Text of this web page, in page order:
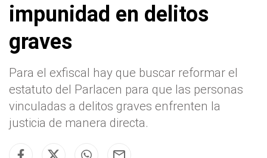
impunidad en delitos
graves
Para el exfiscal hay que buscar reformar el
estatuto del Parlacen para que las personas
vinculadas a delitos graves enfrenten la
justicia de manera directa.